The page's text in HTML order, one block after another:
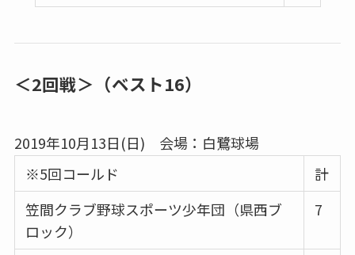
＜2回戦＞（ベスト16）
2019年10月13日(日) 会場：白鷺球場
※5回コールド
計
笠間クラブ野球スポーツ少年団（県西ブ
ロック）
7